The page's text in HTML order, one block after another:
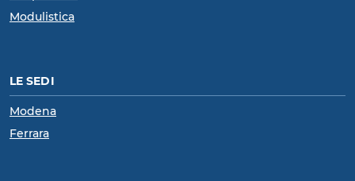
Modulistica
LE SEDI
Modena
Ferrara